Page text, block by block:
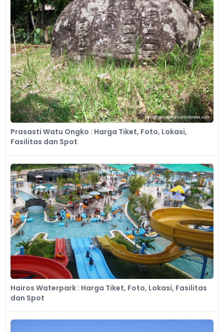
Prasasti Watu Ongko : Harga Tiket, Foto, Lokasi,
Fasilitas dan Spot
Hairos Waterpark : Harga Tiket, Foto, Lokasi, Fasilitas
dan Spot